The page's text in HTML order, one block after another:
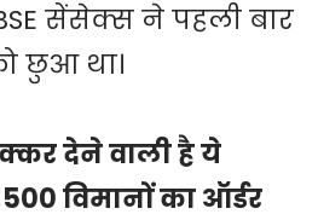
सेंसेक्स ने पहली बार
छुआ था।
देने वाली है ये
विमानों का ऑर्डर